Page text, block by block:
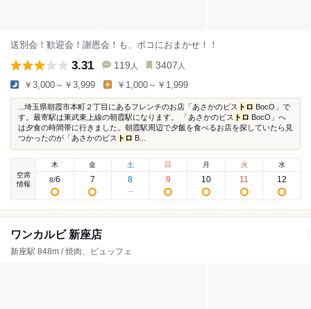
送別会！歓迎会！謝恩会！も、ボコにおまかせ！！
3.31 119 人 3407 人
￥3,000～￥3,999 ￥1,000～￥1,999
...埼玉県朝霞市本町２丁目にあるフレンチのお店「あさかのビス トロ BocO」で
す。最寄駅は東武東上線の朝霞駅になります。 「あさかのビス トロ BocO」へ
は夕食の時間帯に行きました。朝霞駅周辺で夕飯を食べるお店を探していたら見
つかったのが「あさかのビス トロ B...
空席
情報
木
8/6
金
7
土
8
日
9
月
10
火
11
水
12
ワンカルビ 新座店
新座駅 848m / 焼肉、ビュッフェ